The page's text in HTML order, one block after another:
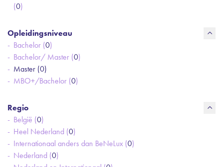
(0)
Opleidingsniveau
Bachelor (0)
Bachelor/ Master (0)
Master (0)
MBO+/Bachelor (0)
Regio
België (0)
Heel Nederland (0)
Internationaal anders dan BeNeLux (0)
Nederland (0)